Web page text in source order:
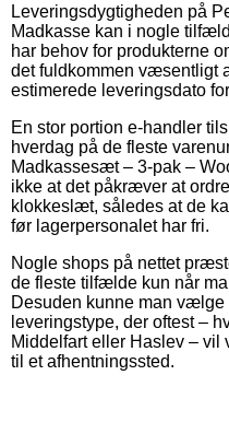
Leveringsdygtigheden på
Madkasse kan i nogle
har behov for produkterne
det fuldkommen væsentligt
estimerede leveringsdato
En stor portion e-handler
hverdag på de fleste
Madkassesæt – 3-pak –
ikke at det påkræver at
klokkeslæt, således at de
før lagerpersonalet har fri.
Nogle shops på nettet
de fleste tilfælde kun når
Desuden kunne man
leveringstype, der oftest –
Middelfart eller Haslev – vil
til et afhentningssted.